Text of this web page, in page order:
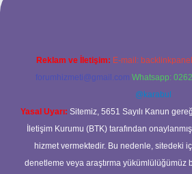
Reklam ve İletişim: E-mail:
forumhizmeti@gmail.com Whatsapp:
@karabul
Yasal Uyarı: Sitemiz, 5651 Sayılı Kanun
İletişim Kurumu (BTK) tarafından
hizmet vermektedir. Bu nedenle, sitedeki
denetleme veya araştırma yükümlülüğümüz